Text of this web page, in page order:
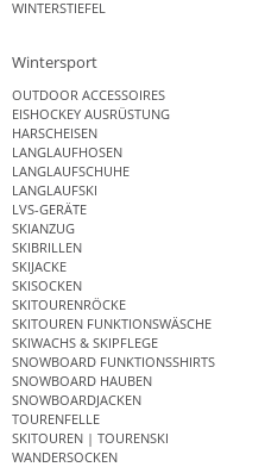
WINTERSTIEFEL
Wintersport
OUTDOOR ACCESSOIRES
EISHOCKEY AUSRÜSTUNG
HARSCHEISEN
LANGLAUFHOSEN
LANGLAUFSCHUHE
LANGLAUFSKI
LVS-GERÄTE
SKIANZUG
SKIBRILLEN
SKIJACKE
SKISOCKEN
SKITOURENRÖCKE
SKITOUREN FUNKTIONSWÄSCHE
SKIWACHS & SKIPFLEGE
SNOWBOARD FUNKTIONSSHIRTS
SNOWBOARD HAUBEN
SNOWBOARDJACKEN
TOURENFELLE
SKITOUREN | TOURENSKI
WANDERSOCKEN